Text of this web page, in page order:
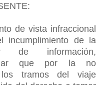
de vista infraccional
incumplimiento de la
de información,
que por la no
tramos del viaje